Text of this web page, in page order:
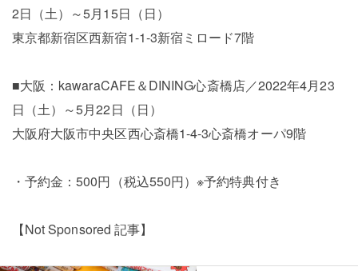
2日（土）～5月15日（日）
東京都新宿区西新宿1-1-3新宿ミロード7階
■大阪：kawaraCAFE＆DINING心斎橋店／2022年4月23
日（土）～5月22日（日）
大阪府大阪市中央区西心斎橋1-4-3心斎橋オーパ9階
・予約金：500円（税込550円）※予約特典付き
【Not Sponsored 記事】